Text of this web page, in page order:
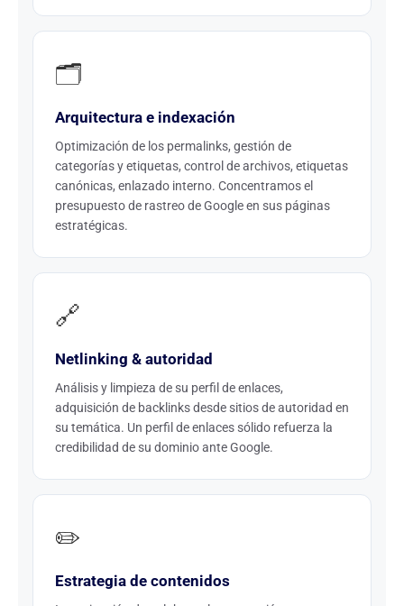
🗂️
Arquitectura e indexación
Optimización de los permalinks, gestión de
categorías y etiquetas, control de archivos, etiquetas
canónicas, enlazado interno. Concentramos el
presupuesto de rastreo de Google en sus páginas
estratégicas.
🔗
Netlinking & autoridad
Análisis y limpieza de su perfil de enlaces,
adquisición de backlinks desde sitios de autoridad en
su temática. Un perfil de enlaces sólido refuerza la
credibilidad de su dominio ante Google.
✏️
Estrategia de contenidos